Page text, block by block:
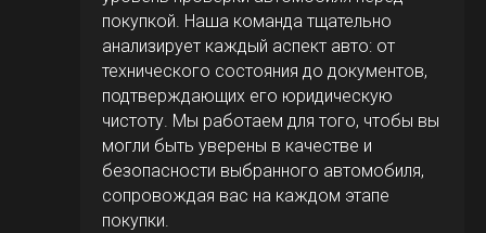
покупкой. Наша команда тщательно
анализирует каждый аспект авто: от
технического состояния до документов,
подтверждающих его юридическую
чистоту. Мы работаем для того, чтобы вы
могли быть уверены в качестве и
безопасности выбранного автомобиля,
сопровождая вас на каждом этапе
покупки.